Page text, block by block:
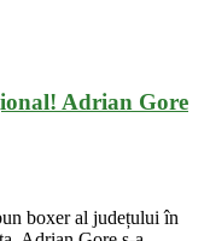
Adrian Gore
boxer al județului în